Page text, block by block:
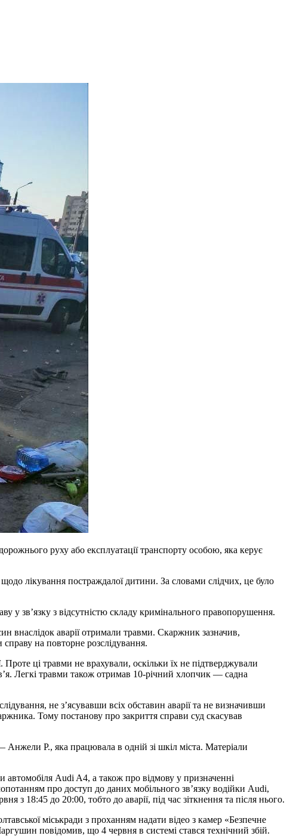
руху або експлуатації транспорту особою, яка керує
лікування постраждалої дитини. За словами слідчих, це було
у зв’язку з відсутністю складу кримінального правопорушення.
внаслідок аварії отримали травми. Скаржник зазначив,
на повторне розслідування.
ці травми не врахували, оскільки їх не підтверджували
Легкі травми також отримав 10-річний хлопчик — садна
не з’ясувавши всіх обставин аварії та не визначивши
Тому постанову про закриття справи суд скасував
Р., яка працювала в одній зі шкіл міста. Матеріали
автомобіля Audi A4, а також про відмову у призначенні
про доступ до даних мобільного зв’язку водійки Audi,
з 18:45 до 20:00, тобто до аварії, під час зіткнення та після нього.
міськради з проханням надати відео з камер «Безпечне
повідомив, що 4 червня в системі стався технічний збій.